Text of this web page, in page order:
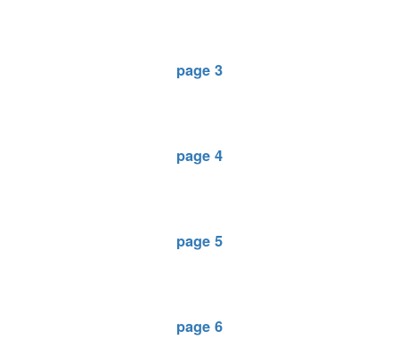
page 3
page 4
page 5
page 6